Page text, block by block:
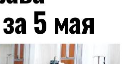
5 мая